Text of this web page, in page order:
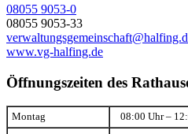
08055 9053-0
08055 9053-33
www.vg-halfing.de
Öffnungszeiten des
Montag 08:00 Uhr –